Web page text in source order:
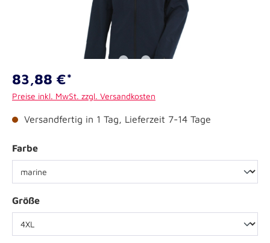
83,88 €*
Preise inkl. MwSt. zzgl. Versandkosten
Versandfertig in 1 Tag, Lieferzeit 7-14 Tage
Farbe
Größe